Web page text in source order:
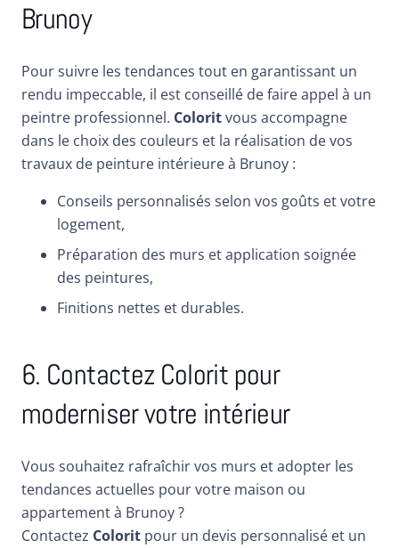
Brunoy
Pour suivre les tendances tout en garantissant un
rendu impeccable, il est conseillé de faire appel à un
peintre professionnel. Coloritvous accompagne
dans le choix des couleurs et la réalisation de vos
travaux de peinture intérieure à Brunoy :
Conseils personnalisés selon vos goûts et votre
logement,
Préparation des murs et application soignée
des peintures,
Finitions nettes et durables.
6. Contactez Colorit pour
moderniser votre intérieur
Vous souhaitez rafraîchir vos murs et adopter les
tendances actuelles pour votre maison ou
appartement à Brunoy ?
Contactez Colorit pour un devis personnalisé et un